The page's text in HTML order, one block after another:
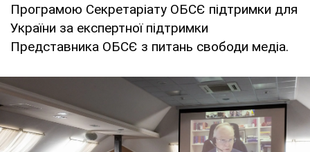
Програмою Секретаріату ОБСЄ підтримки для
України за експертної підтримки
Представника ОБСЄ з питань свободи медіа.